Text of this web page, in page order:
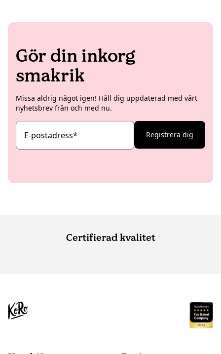
Gör din inkorg
smakrik
Missa aldrig något igen! Håll dig uppdaterad med vårt
nyhetsbrev från och med nu.
E-postadress* Registrera dig
Certifierad kvalitet